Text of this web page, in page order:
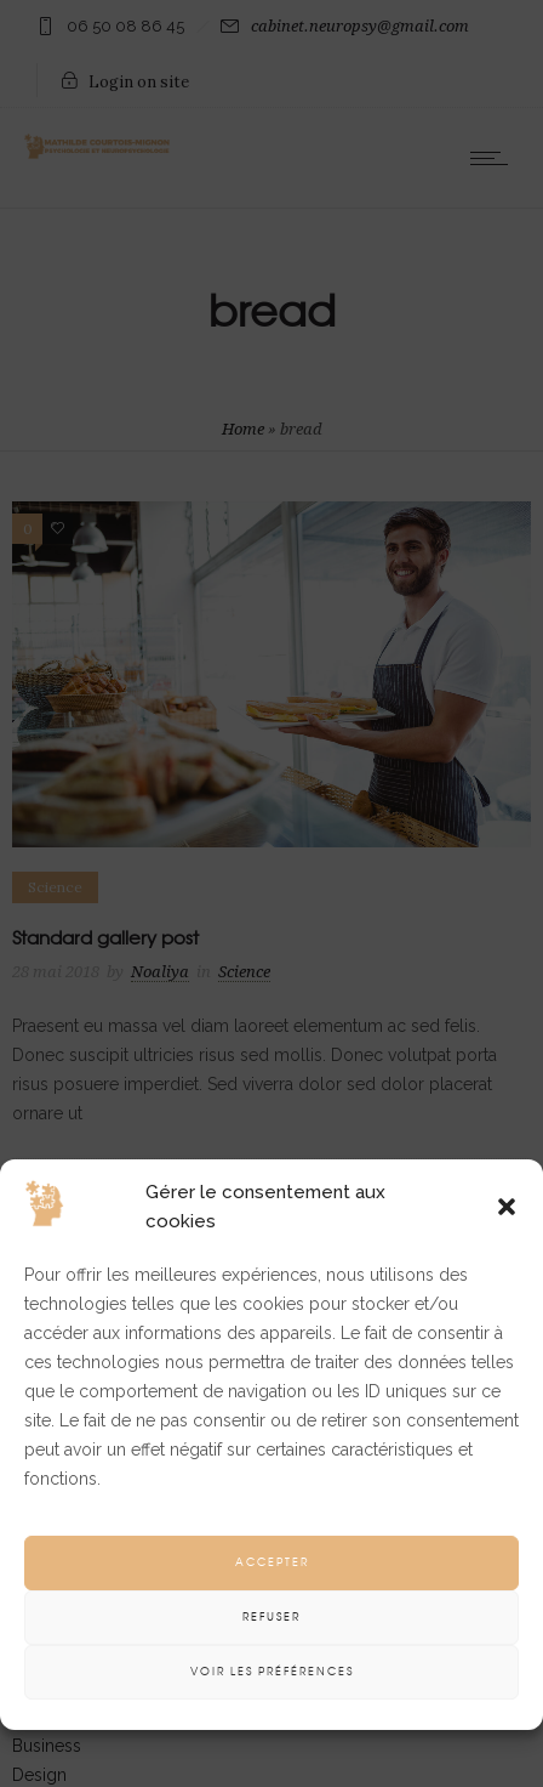
Gérer le consentement aux
cookies
Pour offrir les meilleures expériences, nous utilisons des
technologies telles que les cookies pour stocker et/ou
accéder aux informations des appareils. Le fait de consentir à
ces technologies nous permettra de traiter des données telles
que le comportement de navigation ou les ID uniques sur ce
site. Le fait de ne pas consentir ou de retirer son consentement
peut avoir un effet négatif sur certaines caractéristiques et
fonctions.
ACCEPTER
REFUSER
VOIR LES PRÉFÉRENCES
06 50 08 86 45 cabinet.neuropsy@gmail.com
Login on site
bread
Home» bread
0 13
Science
Standard gallery post
Noaliya Science
Praesent eu massa vel diam laoreet elementum ac sed felis.
Donec suscipit ultricies risus sed mollis. Donec volutpat porta
risus posuere imperdiet. Sed viverra dolor sed dolor placerat
ornare ut
More
Archives
juin 2023
mai 2018
mai 2017
Catégories
Business
Design